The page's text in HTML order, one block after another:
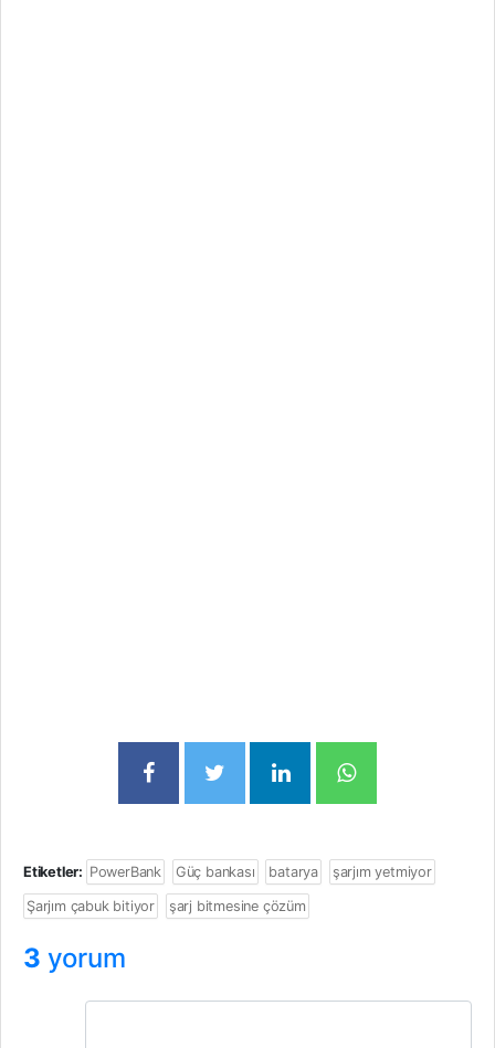
Etiketler: PowerBank Güç bankası batarya şarjım yetmiyor
Şarjım çabuk bitiyor şarj bitmesine çözüm
3 yorum